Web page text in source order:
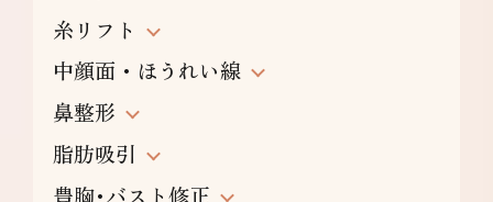
糸リフト
中顔面・ほうれい線
鼻整形
脂肪吸引
豊胸･バスト修正